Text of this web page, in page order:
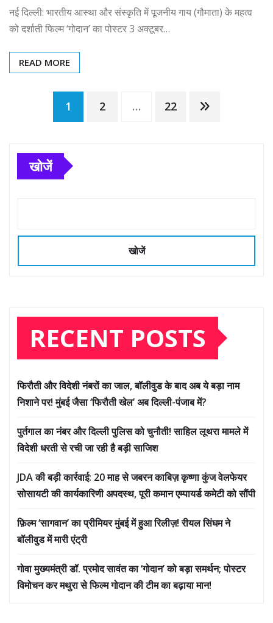
नई दिल्ली: भारतीय आस्था और संस्कृति में पूजनीय गाय (गौमाता) के महत्व
को दर्शाती फिल्म ‘गोदान’ का पोस्टर 3 अक्टूबर…
READ MORE
Posts
pagination
1 2 … 22
खोजें
खोजें
RECENT POSTS
फिरौती और विदेशी नंबरों का जाल, बॉलीवुड के बाद अब ये बड़ा नाम
निशाने पर! मुंबई जैसा ‘फिरौती खेल’ अब दिल्ली-पंजाब में?
पुर्तगाल का नंबर और दिल्ली पुलिस को चुनौती! साहिल लूथरा मामले में
विदेशी धरती से रची जा रही है बड़ी साजिश
JDA की बड़ी कार्रवाई: 20 माह से जबरन काबिज़ कृष्णा कुंज वेलफेयर
सोसायटी की कार्यकारिणी अपदस्थ, पूरी कमान एम्पायर्ड कमेटी को सौंपी
फ़िल्म ‘सागवान’ का प्रीमियर मुंबई में हुआ रिलीज़! रीयल सिंघम ने
बॉलीवुड में मारी एंट्री
गोवा मुख्यमंत्री डॉ. प्रमोद सावंत का ‘गोदान’ को बड़ा समर्थन; पोस्टर
विमोचन कर मथुरा से फिल्म गोदान की टीम का बढ़ाया मान!